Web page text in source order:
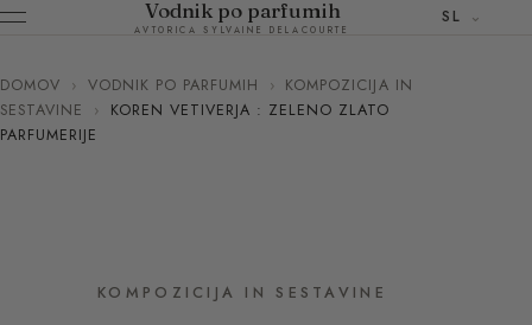
Vodnik po parfumih
AVTORICA SYLVAINE DELACOURTE
SL
DOMOV › VODNIK PO PARFUMIH › KOMPOZICIJA IN
SESTAVINE
›
KOREN VETIVERJA : ZELENO ZLATO
PARFUMERIJE
KOMPOZICIJA IN SESTAVINE